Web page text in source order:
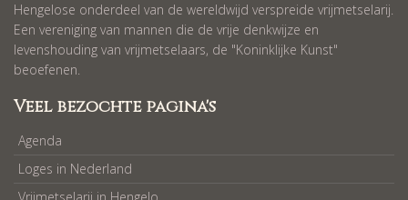
Hengelose onderdeel van de wereldwijd verspreide vrijmetselarij.
Een vereniging van mannen die de vrije denkwijze en
levenshouding van vrijmetselaars, de "Koninklijke Kunst"
beoefenen.
Veel bezochte pagina's
Agenda
Loges in Nederland